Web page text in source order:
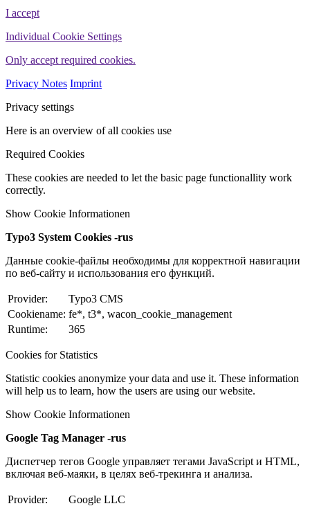
I accept
Individual Cookie Settings
Only accept required cookies.
Privacy Notes Imprint
Privacy settings
Here is an overview of all cookies use
Required Cookies
These cookies are needed to let the basic page functionallity work
correctly.
Show Cookie Informationen
Typo3 System Cookies -rus
Данные cookie-файлы необходимы для корректной навигации
по веб-сайту и использования его функций.
Provider:
Typo3 CMS
Cookiename: fe*, t3*, wacon_cookie_management
Runtime:
365
Cookies for Statistics
Statistic cookies anonymize your data and use it. These information
will help us to learn, how the users are using our website.
Show Cookie Informationen
Google Tag Manager -rus
Диспетчер тегов Google управляет тегами JavaScript и HTML,
включая веб-маяки, в целях веб-трекинга и анализа.
Provider:
Google LLC